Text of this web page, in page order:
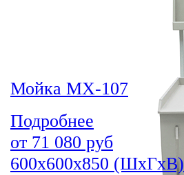
Мойка МХ-107
Подробнее
от 71 080 руб
600х600х850 (ШхГхВ)